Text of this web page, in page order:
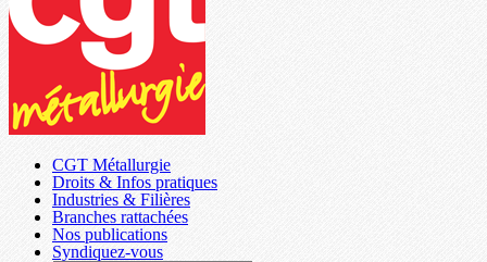
CGT Métallurgie
Droits & Infos pratiques
Industries & Filières
Branches rattachées
Nos publications
Syndiquez-vous